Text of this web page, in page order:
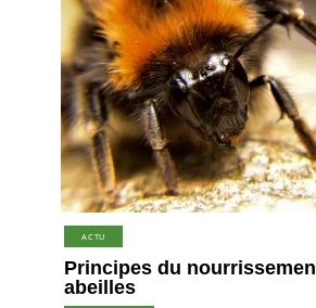
ACTU
Principes du
abeilles